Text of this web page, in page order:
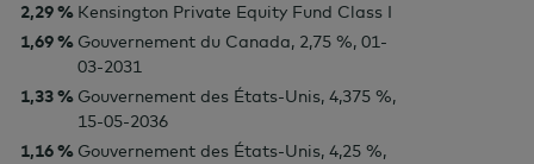
2,29 % Kensington Private Equity Fund Class I
1,69 % Gouvernement du Canada, 2,75 %, 01-
03-2031
1,33 % Gouvernement des États-Unis, 4,375 %,
15-05-2036
1,16 % Gouvernement des États-Unis, 4,25 %,